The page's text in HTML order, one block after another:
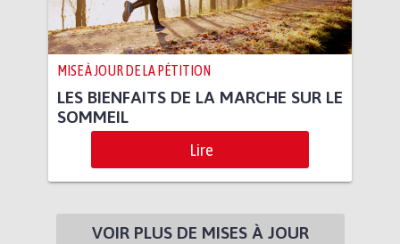
MISE À JOUR DE LA PÉTITION
LES BIENFAITS DE LA MARCHE SUR LE
SOMMEIL
Lire
VOIR PLUS DE MISES À JOUR